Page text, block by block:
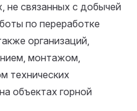
не связанных с добычей
по переработке
организаций,
монтажом,
технических
объектах горной